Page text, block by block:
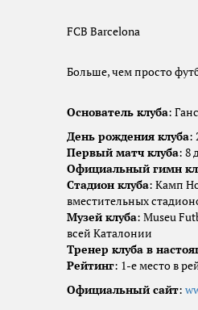
FCB Barcelona
Больше, чем просто
Основатель клуба:
День рождения клуба:
Первый матч клуба: 8
Официальный гимн
Стадион клуба: Камп
вместительных
Музей клуба: Museu
всей Каталонии
Тренер клуба в
Рейтинг: 1-е место в
Официальный сайт: